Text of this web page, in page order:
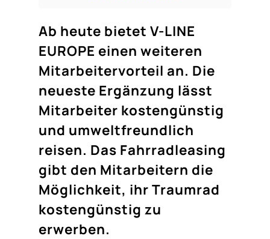
Ab heute bietet V-LINE
EUROPE einen weiteren
Mitarbeitervorteil an. Die
neueste Ergänzung lässt
Mitarbeiter kostengünstig
und umweltfreundlich
reisen. Das Fahrradleasing
gibt den Mitarbeitern die
Möglichkeit, ihr Traumrad
kostengünstig zu
erwerben.